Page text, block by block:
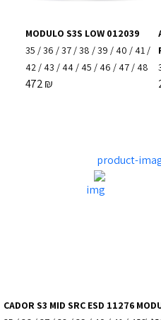
MODULO S3S LOW 012039
35 /36 /37/38 /39 / 40 / 41/
42/ 43 / 44/ 45 / 46 / 47/ 48
472₪
CADOR S3 MID SRC ESD 11276